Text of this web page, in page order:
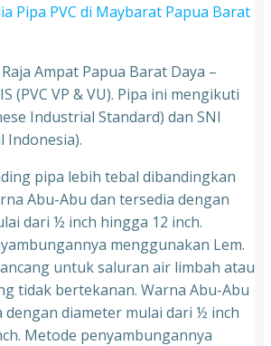
Pipa PVC di Maybarat Papua Barat
Ampat Papua Barat Daya –
(PVC VP & VU). Pipa ini mengikuti
Industrial Standard) dan SNI
Indonesia).
pipa lebih tebal dibandingkan
Abu-Abu dan tersedia dengan
dari ½ inch hingga 12 inch.
menggunakan Lem.
untuk saluran air limbah atau
tidak bertekanan. Warna Abu-Abu
dengan diameter mulai dari ½ inch
Metode penyambungannya